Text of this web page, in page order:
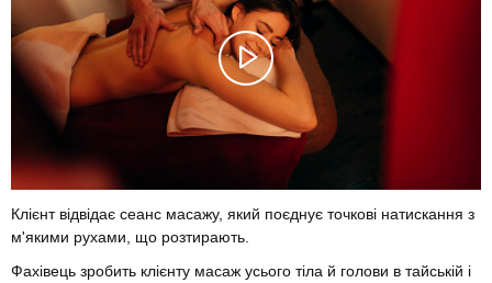
Клієнт відвідає сеанс масажу, який поєднує точкові натискання з
м'якими рухами, що розтирають.
Фахівець зробить клієнту масаж усього тіла й голови в тайській і